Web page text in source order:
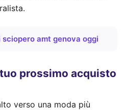
sciopero amt genova oggi
prossimo acquisto
verso una moda più